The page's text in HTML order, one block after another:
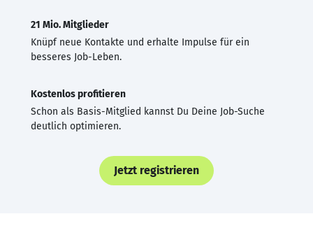
21 Mio. Mitglieder
Knüpf neue Kontakte und erhalte Impulse für ein
besseres Job-Leben.
Kostenlos profitieren
Schon als Basis-Mitglied kannst Du Deine Job-Suche
deutlich optimieren.
Jetzt registrieren